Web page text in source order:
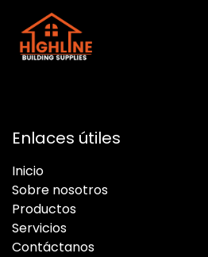
Ir al contenido
Enlaces útiles
Inicio
Sobre nosotros
Productos
Servicios
Contáctanos